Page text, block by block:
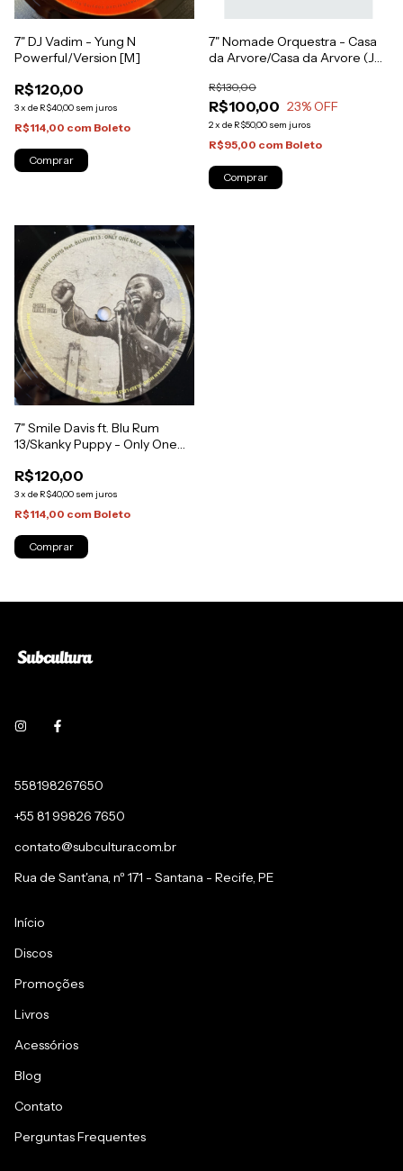
7" DJ Vadim - Yung N
Powerful/Version [M]
R$120,00
3x de R$40,00 sem juros
R$114,00 com Boleto
7" Nomade Orquestra - Casa
da Arvore/Casa da Arvore (Jo
R$100,00
R$130,00
23% OFF
2x de R$50,00 sem juros
R$95,00 com Boleto
7" Smile Davis ft. Blu Rum
13/Skanky Puppy - Only One
R$120,00
3x de R$40,00 sem juros
R$114,00 com Boleto
558198267650
+55 81 99826 7650
contato@subcultura.com.br
Rua de Sant'ana, nº 171 - Santana - Recife, PE
Início
Discos
Promoções
Livros
Acessórios
Blog
Contato
Perguntas Frequentes